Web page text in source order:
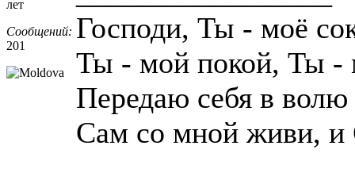
лет
Сообщений:
201
Господи, Ты - моё
Ты - мой покой, Ты -
Передаю себя в
Сам со мной живи, и